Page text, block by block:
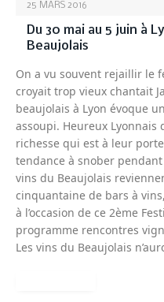
25 MARS 2016
Du 30 mai au 5 juin à
Beaujolais
On a vu souvent rejaillir le
croyait trop vieux chantait
beaujolais à Lyon évoque
assoupi. Heureux
richesse qui est à leur
tendance à snober
vins du Beaujolais
cinquantaine de bars à
à l’occasion de ce 2ème
programme rencontres
Les vins du Beaujolais